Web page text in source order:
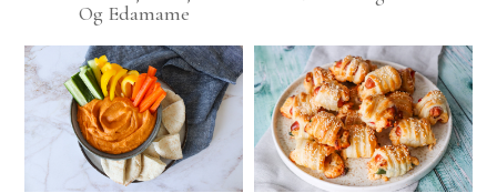
Og Edamame